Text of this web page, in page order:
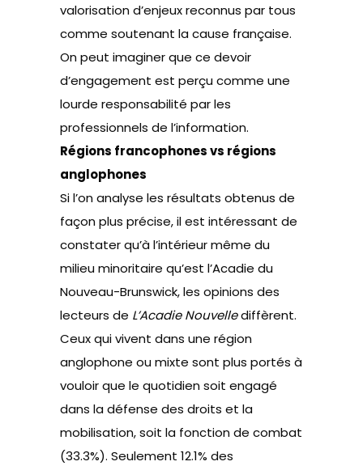
valorisation d’enjeux reconnus par tous
comme soutenant la cause française.
On peut imaginer que ce devoir
d’engagement est perçu comme une
lourde responsabilité par les
professionnels de l’information.
Régions francophones vs régions
anglophones
Si l’on analyse les résultats obtenus de
façon plus précise, il est intéressant de
constater qu’à l’intérieur même du
milieu minoritaire qu’est l’Acadie du
Nouveau-Brunswick, les opinions des
lecteurs de L’Acadie Nouvellediffèrent.
Ceux qui vivent dans une région
anglophone ou mixte sont plus portés à
vouloir que le quotidien soit engagé
dans la défense des droits et la
mobilisation, soit la fonction de combat
(33.3%). Seulement 12.1% des